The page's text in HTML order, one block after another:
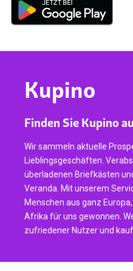
Kupino
Finden Sie Kupino
Wir sammeln aktuelle
Lieblingsgeschäften.
überladenen Briefkästen
Veranda. Mit unserem
Menschen aus ganz
Afrika für uns gewonnen.
zufriedener Nutzer und